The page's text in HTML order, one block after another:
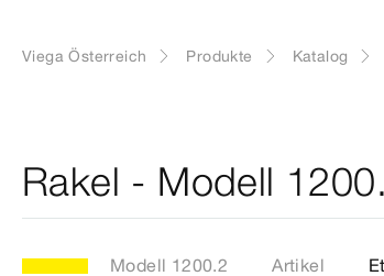
Viega Österreich Produkte Katalog
Rakel - Modell
Modell 1200.2 Artikel